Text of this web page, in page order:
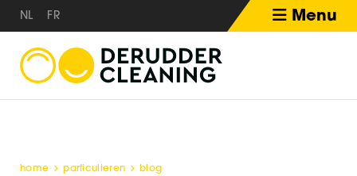
NL FR Menu
home particulieren
blog